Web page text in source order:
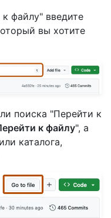
файлу" введите
вы хотите
поиска "Перейти к
к файлу", а
каталога,